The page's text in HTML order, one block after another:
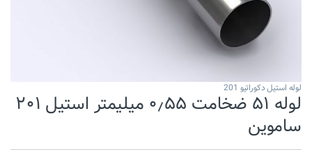
لوله استیل دکوراتیو 201
لوله ۵۱ ضخامت ۰٫۵۵ میلیمتر استیل ۲۰۱
ساموین